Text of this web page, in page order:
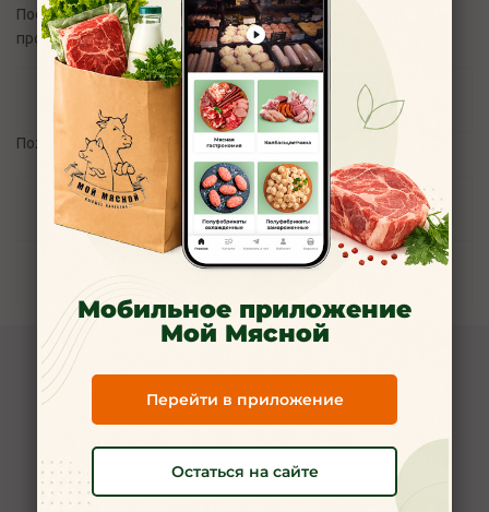
После вскрытия упаковки и повреждения целостоности
продукта - немедленно употребить в пищу.
Отзывы
Пожалуйста, авторизуйтесь, чтобы оставить отзыв.
Задать вопрос
Компания Мой Мясной
О компании
Вакансии
Наши магазины в Ярославле
Мобильное приложение
Мой Мясной
Перейти в приложение
Остаться на сайте